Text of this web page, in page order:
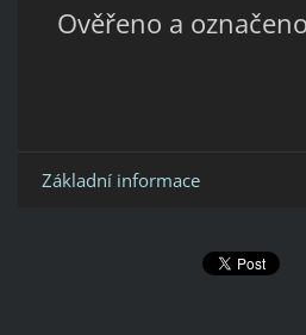
Ověřeno a
Základní informace